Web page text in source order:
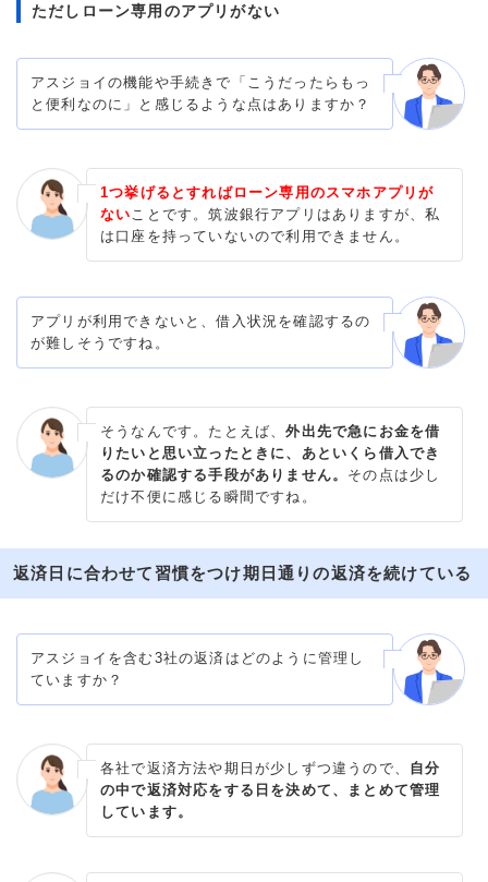
ただしローン専用のアプリがない
アスジョイの機能や手続きで「こうだったらもっ
と便利なのに」と感じるような点はありますか？
1つ挙げるとすればローン専用のスマホアプリが
ない ことです。筑波銀行アプリはありますが、私
は口座を持っていないので利用できません。
アプリが利用できないと、借入状況を確認するの
が難しそうですね。
そうなんです。たとえば、外出先で急にお金を借
りたいと思い立ったときに、あといくら借入でき
るのか確認する手段がありません。 その点は少し
だけ不便に感じる瞬間ですね。
返済日に合わせて習慣をつけ期日通りの返済を続けている
アスジョイを含む3社の返済はどのように管理し
ていますか？
各社で返済方法や期日が少しずつ違うので、 自分
の中で返済対応をする日を決めて、まとめて管理
しています。